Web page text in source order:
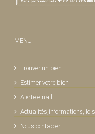
MENU
Trouver un bien
Estimer votre bien
Alerte email
Actualités,informations, lois
Nous contacter